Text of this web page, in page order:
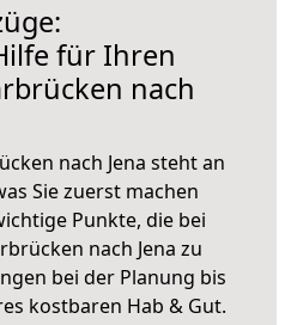
für Ihren
nach
nach Jena steht an
Sie zuerst machen
Punkte, die bei
nach Jena zu
bei der Planung bis
kostbaren Hab & Gut.